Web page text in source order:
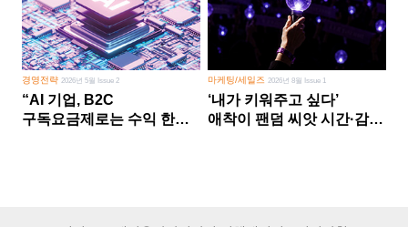
경영전략 2026년 5월 Issue 2
“AI 기업, B2C
구독요금제로는 수익 한계
마케팅/세일즈 2026년 8월 Issue 1
‘내가 키워주고 싶다’
애착이 팬덤 씨앗 시간·감정